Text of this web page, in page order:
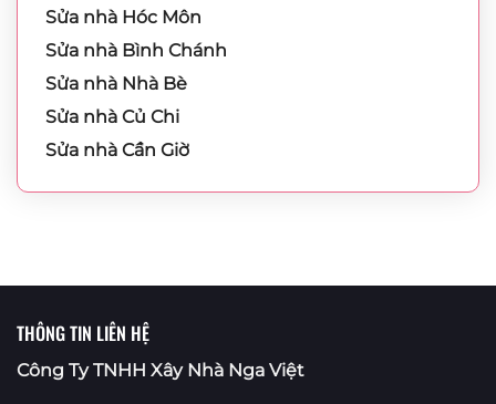
Sửa nhà Hóc Môn
Sửa nhà Bình Chánh
Sửa nhà Nhà Bè
Sửa nhà Củ Chi
Sửa nhà Cần Giờ
THÔNG TIN LIÊN HỆ
Công Ty TNHH Xây Nhà Nga Việt